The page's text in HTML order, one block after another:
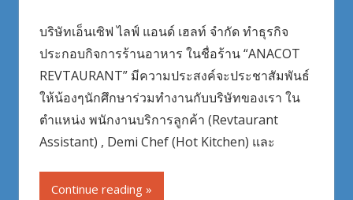
บริษัทเอ็นเซิฟ ไลฟ์ แอนด์ เฮลท์ จำกัด ทำธุรกิจ
ประกอบกิจการร้านอาหาร ในชื่อร้าน “ANACOT
REVTAURANT” มีความประสงค์จะประชาสัมพันธ์
ให้น้องๆนักศึกษาร่วมทำงานกับบริษัทของเรา ใน
ตำแหน่ง พนักงานบริการลูกค้า (Revtaurant
Assistant) , Demi Chef (Hot Kitchen) และ
Continue reading